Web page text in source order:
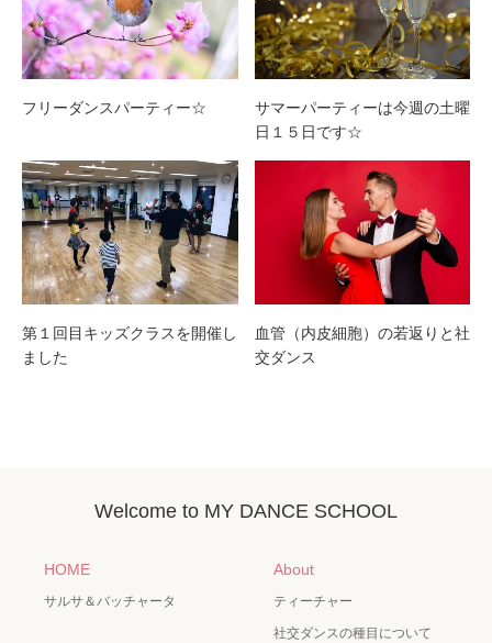
フリーダンスパーティー☆
サマーパーティーは今週の土曜
日１５日です☆
第１回目キッズクラスを開催し
ました
血管（内皮細胞）の若返りと社
交ダンス
Welcome to MY DANCE SCHOOL
HOME
サルサ＆バッチャータ
About
ティーチャー
社交ダンスの種目について